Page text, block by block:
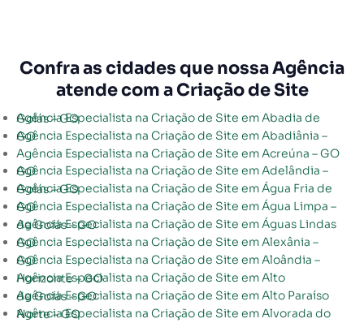
Confra as cidades que nossa Agência
atende com a Criação de Site
Agência Especialista na Criação de Site em Abadia de Goiás – GO
Agência Especialista na Criação de Site em Abadiânia – GO
Agência Especialista na Criação de Site em Acreúna – GO
Agência Especialista na Criação de Site em Adelândia – GO
Agência Especialista na Criação de Site em Água Fria de Goiás – GO
Agência Especialista na Criação de Site em Água Limpa – GO
Agência Especialista na Criação de Site em Águas Lindas de Goiás – GO
Agência Especialista na Criação de Site em Alexânia – GO
Agência Especialista na Criação de Site em Aloândia – GO
Agência Especialista na Criação de Site em Alto Horizonte – GO
Agência Especialista na Criação de Site em Alto Paraíso de Goiás – GO
Agência Especialista na Criação de Site em Alvorada do Norte – GO